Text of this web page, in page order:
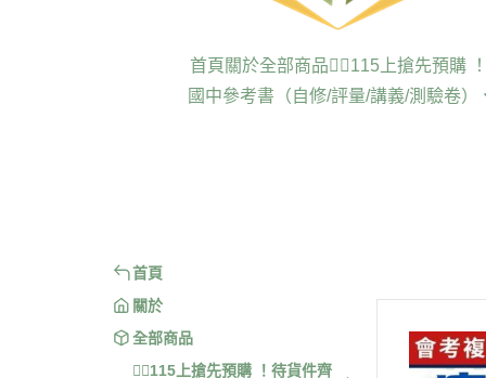
首頁 關於全部商品❤️‍🔥115上搶先預購
國中參考書（自修/評量/講義/測驗卷）
首頁
關於
全部商品
❤️‍🔥115上搶先預購 ！待貨件齊